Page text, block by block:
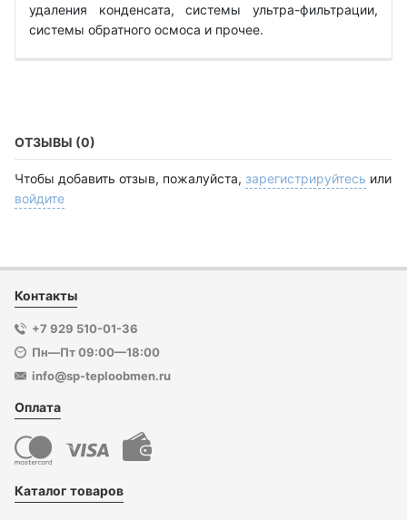
удаления конденсата, системы ультра-фильтрации,
системы обратного осмоса и прочее.
ОТЗЫВЫ (0)
Чтобы добавить отзыв, пожалуйста, зарегистрируйтесь или
войдите
Контакты
+7 929 510-01-36
Пн—Пт 09:00—18:00
info@sp-teploobmen.ru
Оплата
Каталог товаров